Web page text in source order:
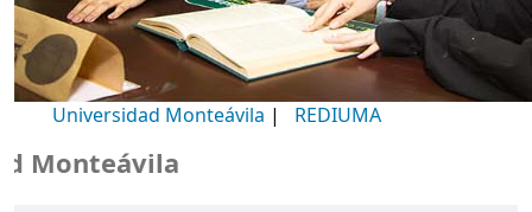
Universidad Monteávila | REDIUMA